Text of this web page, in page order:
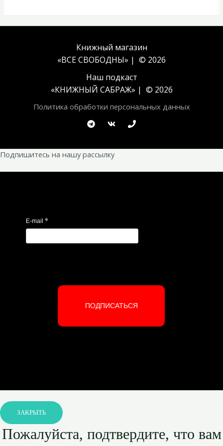
Книжный магазин
«ВСЕ СВОБОДНЫ» | © 2026
Наш подкаст
«КНИЖНЫЙ САБРАЖ» | © 2026
Политика обработки персональных данных
Подпишитесь на нашу рассылку
E-mail *
ПОДПИСАТЬСЯ
ЗАКРЫТЬ
Пожалуйста, подтвердите, что вам